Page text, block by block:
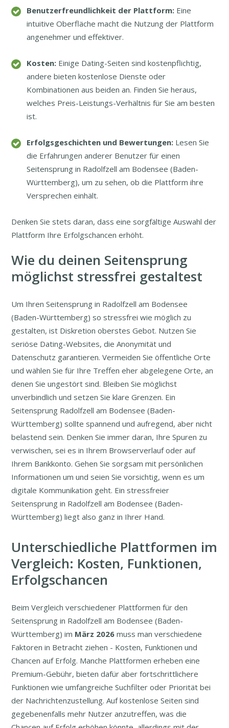
Benutzerfreundlichkeit der Plattform: Eine
intuitive Oberfläche macht die Nutzung der Plattform
angenehmer und effektiver.
Kosten: Einige Dating-Seiten sind kostenpflichtig,
andere bieten kostenlose Dienste oder
Kombinationen aus beiden an. Finden Sie heraus,
welches Preis-Leistungs-Verhältnis für Sie am besten
ist.
Erfolgsgeschichten und Bewertungen: Lesen Sie
die Erfahrungen anderer Benutzer für einen
Seitensprung in Radolfzell am Bodensee (Baden-
Württemberg), um zu sehen, ob die Plattform ihre
Versprechen einhält.
Denken Sie stets daran, dass eine sorgfältige Auswahl der
Plattform Ihre Erfolgschancen erhöht.
Wie du deinen Seitensprung
möglichst stressfrei gestaltest
Um Ihren Seitensprung in Radolfzell am Bodensee
(Baden-Württemberg) so stressfrei wie möglich zu
gestalten, ist Diskretion oberstes Gebot. Nutzen Sie
seriöse Dating-Websites, die Anonymität und
Datenschutz garantieren. Vermeiden Sie öffentliche Orte
und wählen Sie für Ihre Treffen eher abgelegene Orte, an
denen Sie ungestört sind. Bleiben Sie möglichst
unverbindlich und setzen Sie klare Grenzen. Ein
Seitensprung Radolfzell am Bodensee (Baden-
Württemberg) sollte spannend und aufregend, aber nicht
belastend sein. Denken Sie immer daran, Ihre Spuren zu
verwischen, sei es in Ihrem Browserverlauf oder auf
Ihrem Bankkonto. Gehen Sie sorgsam mit persönlichen
Informationen um und seien Sie vorsichtig, wenn es um
digitale Kommunikation geht. Ein stressfreier
Seitensprung in Radolfzell am Bodensee (Baden-
Württemberg) liegt also ganz in Ihrer Hand.
Unterschiedliche Plattformen im
Vergleich: Kosten, Funktionen,
Erfolgschancen
Beim Vergleich verschiedener Plattformen für den
Seitensprung in Radolfzell am Bodensee (Baden-
Württemberg) im März 2026 muss man verschiedene
Faktoren in Betracht ziehen - Kosten, Funktionen und
Chancen auf Erfolg. Manche Plattformen erheben eine
Premium-Gebühr, bieten dafür aber fortschrittlichere
Funktionen wie umfangreiche Suchfilter oder Priorität bei
der Nachrichtenzustellung. Auf kostenlose Seiten sind
gegebenenfalls mehr Nutzer anzutreffen, was die